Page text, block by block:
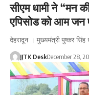
सीएम धामी ने “मन
एपिसोड को आम जन
देहरादून । मुख्यमंत्री पुष्कर सिंह
JJTK DeskDecember 28,